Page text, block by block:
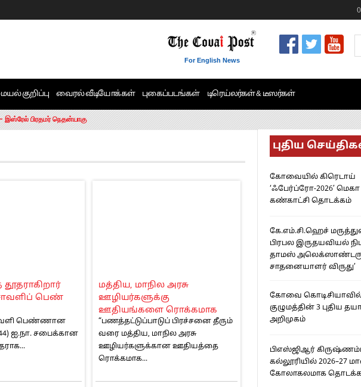
For English News
குறிப்பு வைரல் வீடியோக்கள் புகைப்படங்கள் டிரெய்லர்கள் & டீஸர்கள்
இஸ்ரேல் பிரதமர் நெதன்யாகு
இல்லை.. – சி. வி.சண்முகம்
அக்.16 வரை விண்ணப்பிக்கலாம்
உயர்வு
தூதராகிறார்
பெண்
பெண்ணான
ஐ.நா. சபைக்கான
மத்திய, மாநில அரசு
ஊழியர்களுக்கு
ஊதியங்களை ரொக்கமாக
வழங்க வேண்டும் -மு.க.
ஸ்டாலின்
“பணத்தட்டுப்பாடுப் பிரச்சனை தீரும்
வரை மத்திய, மாநில அரசு
ஊழியர்களுக்கான ஊதியத்தை
ரொக்கமாக...
புதிய
கோவையில் கிரெடாய்
‘ஃபேர்ப்ரோ-2026’
கண்காட்சி தொடக்கம்
கே.எம்.சி.ஹெச்
பிரபல இருதயவியல்
தாமஸ்
சாதனையாளர் விருது’
கோவை கொடிசியாவில்
குழுமத்தின் 3 புதிய
அறிமுகம்
பிஎஸ்ஜிஆர்
கல்லூரியில்
கோலாகலமாக